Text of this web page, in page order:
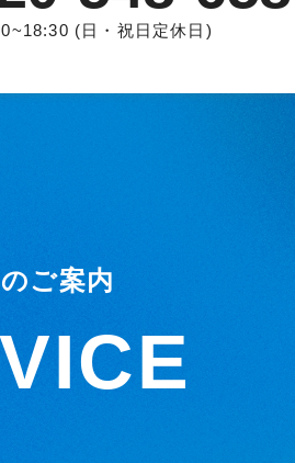
(日・祝日定休日)
ご案内